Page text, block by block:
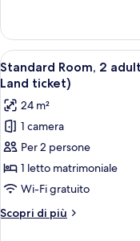
tickets
&
1
Ferrari
Land
ticket)
Room,
4
adults
(Port
tickets
&
Ferrari
Land
Apri
tutte
le
foto
per
Standard
Room,
2
adults
(Port
5
Standard Room, 2
Land ticket)
24 m²
1 camera
Per 2 persone
1 letto matrimoniale
Wi-Fi gratuito
Scopri di più
Altri